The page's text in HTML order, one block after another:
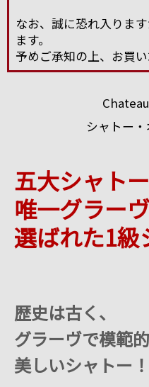
なお、誠に恐れ入りま
ます。
予めご承知の上、お買い
シャトー
五大シャト
唯一グラー
選ばれた1級
歴史は古く、
グラーヴで模範
美しいシャトー！